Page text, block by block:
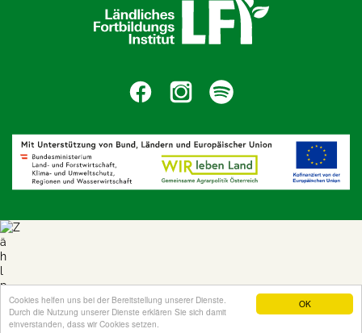
OK
Cookies helfen uns bei der Bereitstellung unserer Dienste.
Durch die Nutzung unserer Dienste erklären Sie sich damit
einverstanden, dass wir Cookies setzen.